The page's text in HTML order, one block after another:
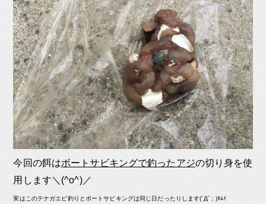
今回の餌はボートサビキングで釣ったアジの切り身を使
用します＼(^o^)／
実はこのテナガエビ釣りとボートサビキングは同じ日だったりします(´Д`；)ﾈﾑｲ